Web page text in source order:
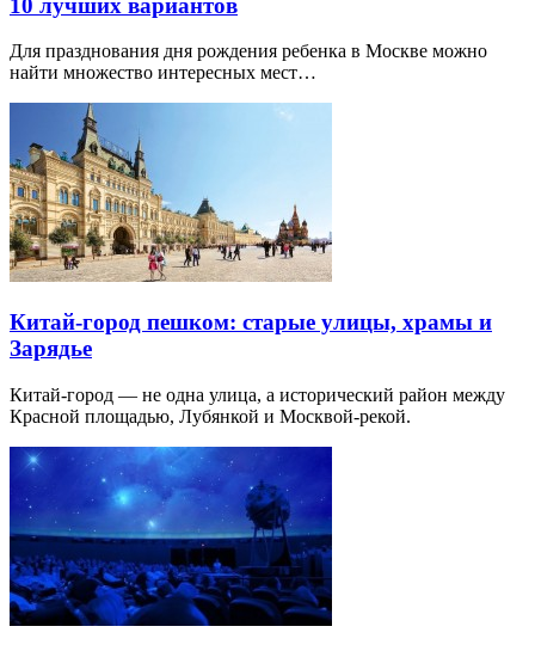
Для празднования дня рождения ребенка в Москве можно
найти множество интересных мест…
Китай-город пешком: старые улицы, храмы и
Зарядье
Китай-город — не одна улица, а исторический район между
Красной площадью, Лубянкой и Москвой-рекой.